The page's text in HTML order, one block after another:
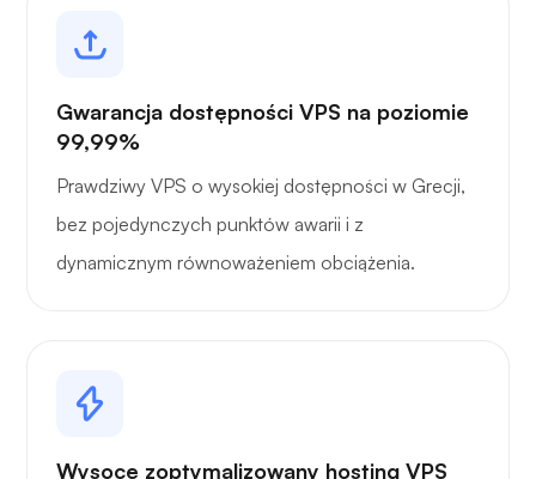
Gwarancja dostępności VPS na poziomie
99,99%
Prawdziwy VPS o wysokiej dostępności w Grecji,
bez pojedynczych punktów awarii i z
dynamicznym równoważeniem obciążenia.
Wysoce zoptymalizowany hosting VPS